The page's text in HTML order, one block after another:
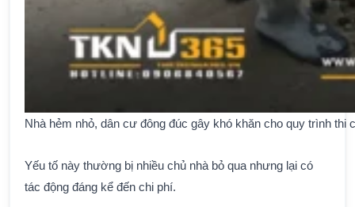
Nhà hẻm nhỏ, dân cư đông đúc gây khó khăn cho quy trình thi
Yếu tố này thường bị nhiều chủ nhà bỏ qua nhưng lại có
tác động đáng kể đến chi phí.